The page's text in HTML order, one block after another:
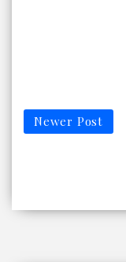
Newer Post